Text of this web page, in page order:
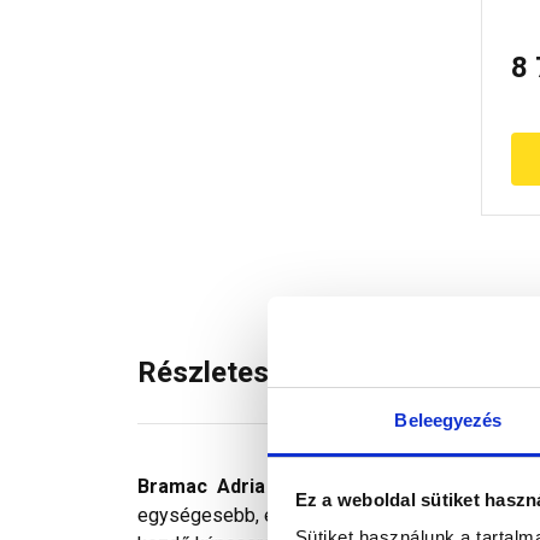
Beleegyezés
Ez a weboldal sütiket
8
Részletes leírás
Bramac Adria kezdő kúpcserép
az
egységesebb, esztétikusabb a fedéskép,